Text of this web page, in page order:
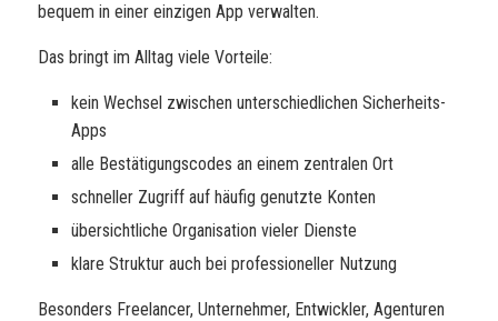
bequem in einer einzigen App verwalten.
Das bringt im Alltag viele Vorteile:
kein Wechsel zwischen unterschiedlichen Sicherheits-
Apps
alle Bestätigungscodes an einem zentralen Ort
schneller Zugriff auf häufig genutzte Konten
übersichtliche Organisation vieler Dienste
klare Struktur auch bei professioneller Nutzung
Besonders Freelancer, Unternehmer, Entwickler, Agenturen